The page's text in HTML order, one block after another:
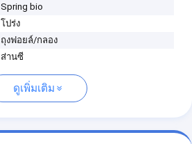
Spring bio
โปร่ง
ถุงฟอยล์/กลอง
ส่านซี
ดูเพิ่มเติม